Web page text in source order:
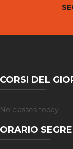
CORSI DEL
No classes today
ORARIO